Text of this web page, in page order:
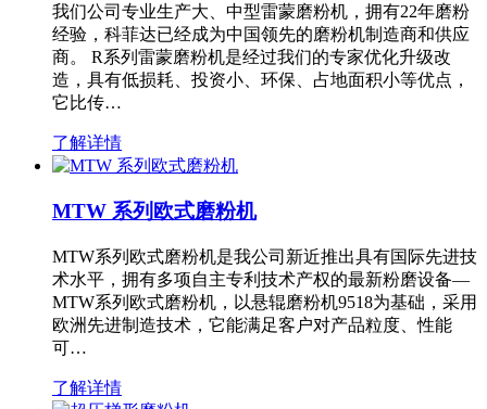
我们公司专业生产大、中型雷蒙磨粉机，拥有22年磨粉
经验，科菲达已经成为中国领先的磨粉机制造商和供应
商。 R系列雷蒙磨粉机是经过我们的专家优化升级改
造，具有低损耗、投资小、环保、占地面积小等优点，
它比传…
了解详情
MTW 系列欧式磨粉机
MTW系列欧式磨粉机是我公司新近推出具有国际先进技
术水平，拥有多项自主专利技术产权的最新粉磨设备—
MTW系列欧式磨粉机，以悬辊磨粉机9518为基础，采用
欧洲先进制造技术，它能满足客户对产品粒度、性能
可…
了解详情